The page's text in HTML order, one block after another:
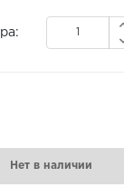
Нет в наличии